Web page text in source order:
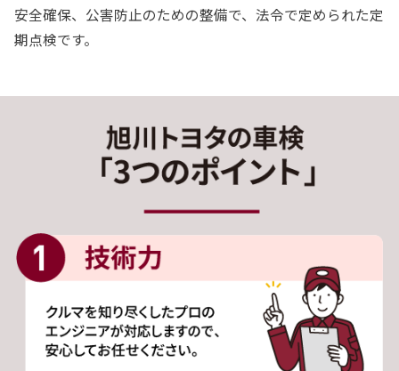
安全確保、公害防止のための整備で、法令で定められた定
期点検です。